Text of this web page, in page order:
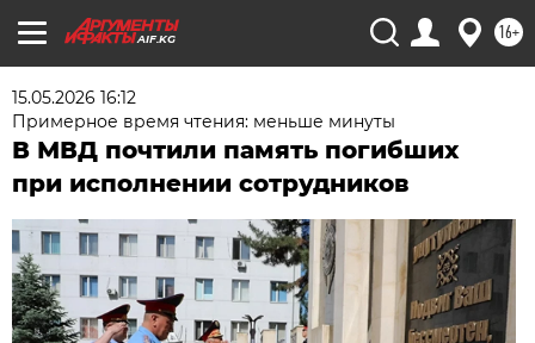
AIF.KG 16+
15.05.2026 16:12
Примерное время чтения: меньше минуты
В МВД почтили память погибших
при исполнении сотрудников